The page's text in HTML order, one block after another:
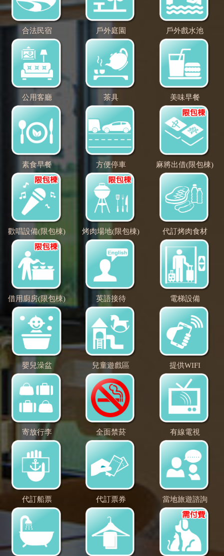
合法民宿 戶外庭園 戶外戲水池
公用客廳 茶具 美味早餐
素食早餐 方便停車 麻將出借(限包棟)
歡唱設備(限包棟) 烤肉場地(限包棟) 代訂烤肉食材
借用廚房(限包棟) 英語接待 電梯設備
嬰兒澡盆 兒童遊戲區 提供WIFI
寄放行李 全面禁菸 有線電視
代訂船票 代訂票券 當地旅遊諮詢